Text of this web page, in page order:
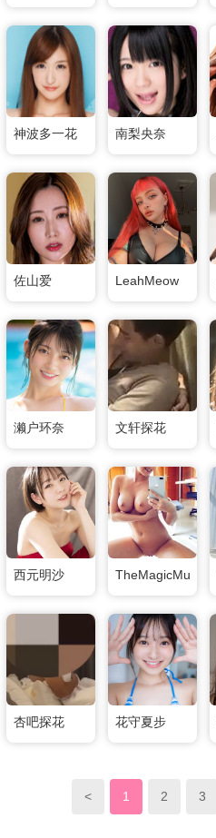
神波多一花 南梨央奈
佐山爱 LeahMeow
濑户环奈 文轩探花
西元明沙 TheMagicMuffin
杏吧探花 花守夏步
< 1 2 3